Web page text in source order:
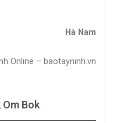
Hà Nam
Online – baotayninh.vn
Om Bok